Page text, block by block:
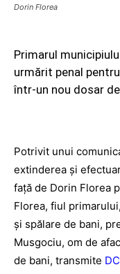
Dorin Florea
Primarul
urmărit penal
într-un nou dosar
Potrivit unui
extinderea şi
faţă de Dorin Florea
Florea, fiul
şi spălare de bani,
Musgociu, om de
de bani, transmite